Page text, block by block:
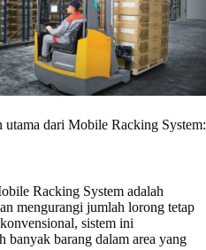
utama dari Mobile Racking System:
Racking System adalah
mengurangi jumlah lorong tetap
sistem ini
banyak barang dalam area yang